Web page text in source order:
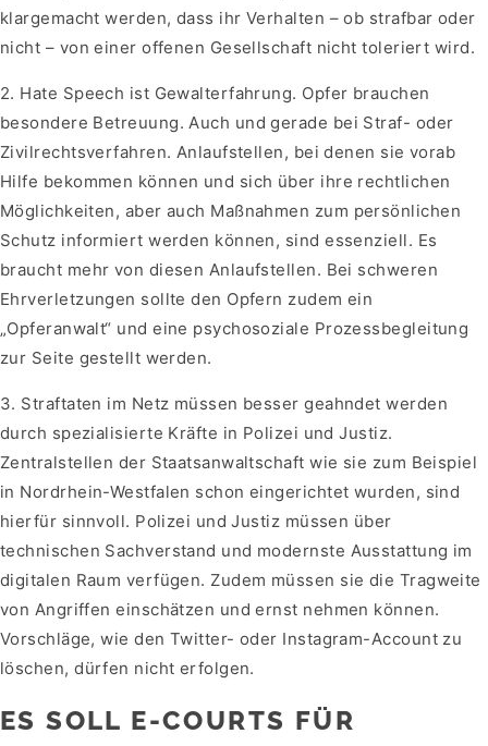
klargemacht werden, dass ihr Verhalten – ob strafbar oder
nicht – von einer offenen Gesellschaft nicht toleriert wird.
2. Hate Speech ist Gewalterfahrung. Opfer brauchen
besondere Betreuung. Auch und gerade bei Straf- oder
Zivilrechtsverfahren. Anlaufstellen, bei denen sie vorab
Hilfe bekommen können und sich über ihre rechtlichen
Möglichkeiten, aber auch Maßnahmen zum persönlichen
Schutz informiert werden können, sind essenziell. Es
braucht mehr von diesen Anlaufstellen. Bei schweren
Ehrverletzungen sollte den Opfern zudem ein
„Opferanwalt“ und eine psychosoziale Prozessbegleitung
zur Seite gestellt werden.
3. Straftaten im Netz müssen besser geahndet werden
durch spezialisierte Kräfte in Polizei und Justiz.
Zentralstellen der Staatsanwaltschaft wie sie zum Beispiel
in Nordrhein-Westfalen schon eingerichtet wurden, sind
hierfür sinnvoll. Polizei und Justiz müssen über
technischen Sachverstand und modernste Ausstattung im
digitalen Raum verfügen. Zudem müssen sie die Tragweite
von Angriffen einschätzen und ernst nehmen können.
Vorschläge, wie den Twitter- oder Instagram-Account zu
löschen, dürfen nicht erfolgen.
ES SOLL E-COURTS FÜR